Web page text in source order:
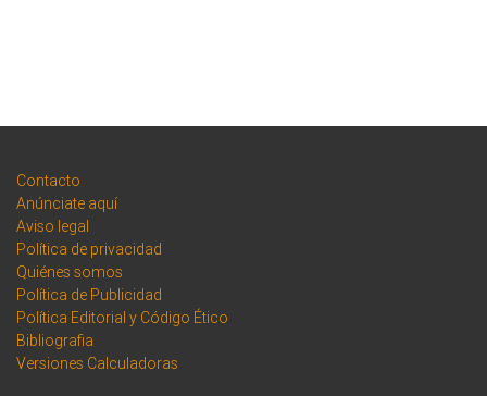
Contacto
Anúnciate aquí
Aviso legal
Política de privacidad
Quiénes somos
Política de Publicidad
Política Editorial y Código Ético
Bibliografia
Versiones Calculadoras